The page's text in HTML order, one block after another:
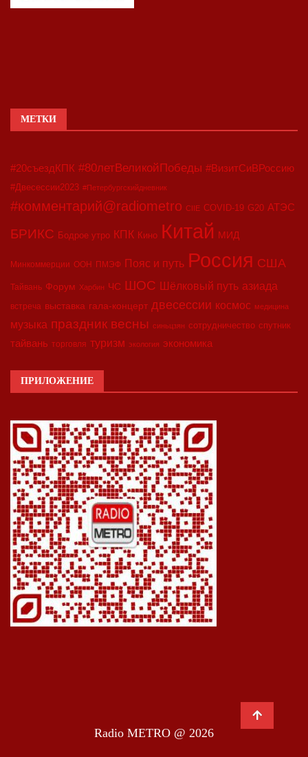
МЕТКИ
#20съездКПК #80летВеликойПобеды #ВизитСиВРоссию
#Двесессии2023 #Петербургскийдневник
#комментарий@radiometro CIIE COVID-19 G20 АТЭС
БРИКС Бодрое утро КПК Кино Китай МИД
Минкоммерции ООН ПМЭФ Пояс и путь Россия США
Тайвань Форум Харбин ЧС ШОС Шёлковый путь азиада
встреча выставка гала-концерт двесессии космос медицина
музыка праздник весны синьцзян сотрудничество спутник
тайвань торговля туризм экология экономика
ПРИЛОЖЕНИЕ
Radio METRO @ 2026